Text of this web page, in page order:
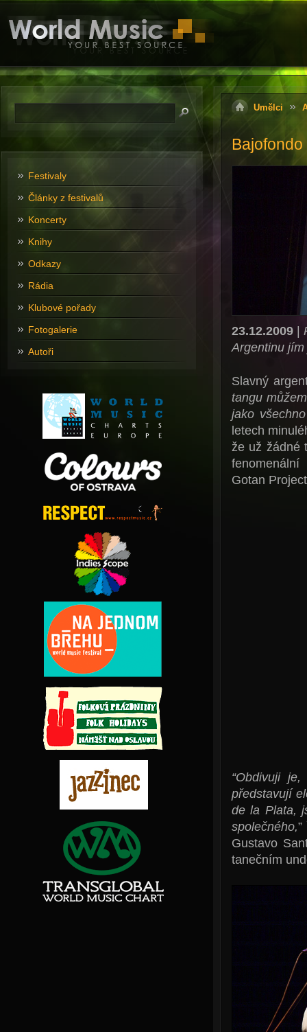
Umělci
Bajofondo
23.12.2009|
Argentinu
Slavný
tangu
jako
letech
že už žádné
Gotan
“Obdivuji
představují
de la Plata,
společného,
Gustavo
tanečním
Festivaly
Články z festivalů
Koncerty
Knihy
Odkazy
Rádia
Klubové pořady
Fotogalerie
Autoři